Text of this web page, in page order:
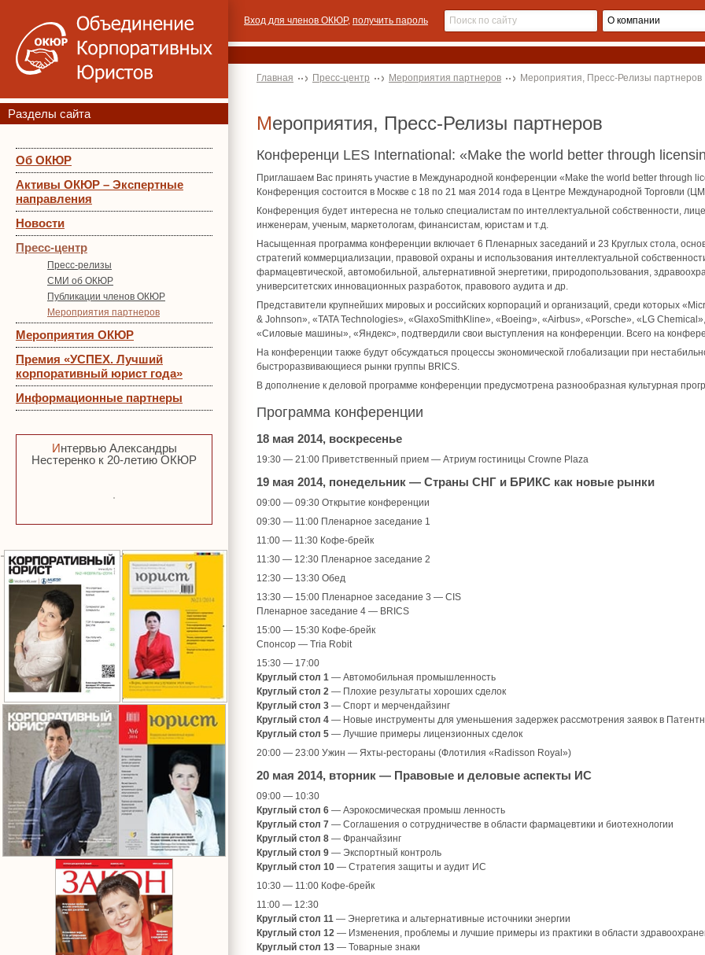
Разделы сайта
Об ОКЮР
Активы ОКЮР – Экспертные
направления
Новости
Пресс-центр
Пресс-релизы
СМИ об ОКЮР
Публикации членов ОКЮР
Мероприятия партнеров
Мероприятия ОКЮР
Премия «УСПЕХ. Лучший
корпоративный юрист года»
Информационные партнеры
Интервью Александры
Нестеренко к 20-летию ОКЮР
Вход для членов ОКЮР, получить пароль
Главная Пресс-центр Мероприятия партнеров Мероприятия, Пресс-Релизы партнеров
Мероприятия, Пресс-Релизы партнеров
Конференци LES International: «Make the world better through
Приглашаем Вас принять участие в Международной конференции «Make the world better through
Конференция состоится в Москве с 18 по 21 мая 2014 года в Центре Международной Торговли
Конференция будет интересна не только специалистам по интеллектуальной собственности,
инженерам, ученым, маркетологам, финансистам, юристам и т.д.
Насыщенная программа конференции включает 6 Пленарных заседаний и 23 Круглых стола,
стратегий коммерциализации, правовой охраны и использования интеллектуальной
фармацевтической, автомобильной, альтернативной энергетики, природопользования,
университетских инновационных разработок, правового аудита и др.
Представители крупнейших мировых и российских корпораций и организаций, среди которых
& Johnson», «TATA Technologies», «GlaxoSmithKline», «Boeing», «Airbus», «Porsche», «LG
«Силовые машины», «Яндекс», подтвердили свои выступления на конференции. Всего на
На конференции также будут обсуждаться процессы экономической глобализации при
быстроразвивающиеся рынки группы BRICS.
В дополнение к деловой программе конференции предусмотрена разнообразная культурная
Программа конференции
18 мая 2014, воскресенье
19:30 — 21:00 Приветственный прием — Атриум гостиницы Crowne Plaza
19 мая 2014, понедельник — Страны СНГ и БРИКС как новые рынки
09:00 — 09:30 Открытие конференции
09:30 — 11:00 Пленарное заседание 1
11:00 — 11:30 Кофе-брейк
11:30 — 12:30 Пленарное заседание 2
12:30 — 13:30 Обед
13:30 — 15:00 Пленарное заседание 3 — CIS
Пленарное заседание 4 — BRICS
15:00 — 15:30 Кофе-брейк
Спонсор — Tria Robit
15:30 — 17:00
Круглый стол 1 — Автомобильная промышленность
Круглый стол 2 — Плохие результаты хороших сделок
Круглый стол 3 — Спорт и мерчендайзинг
Круглый стол 4 — Новые инструменты для уменьшения задержек рассмотрения заявок в
Круглый стол 5 — Лучшие примеры лицензионных сделок
20:00 — 23:00 Ужин — Яхты-рестораны (Флотилия «Radisson Royal»)
20 мая 2014, вторник — Правовые и деловые аспекты ИС
09:00 — 10:30
Круглый стол 6 — Аэрокосмическая промыш ленность
Круглый стол 7 — Соглашения о сотрудничестве в области фармацевтики и биотехнологии
Круглый стол 8 — Франчайзинг
Круглый стол 9 — Экспортный контроль
Круглый стол 10 — Стратегия защиты и аудит ИС
10:30 — 11:00 Кофе-брейк
11:00 — 12:30
Круглый стол 11 — Энергетика и альтернативные источники энергии
Круглый стол 12 — Изменения, проблемы и лучшие примеры из практики в области
Круглый стол 13 — Товарные знаки